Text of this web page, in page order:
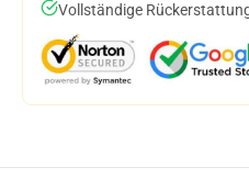
Vollständige